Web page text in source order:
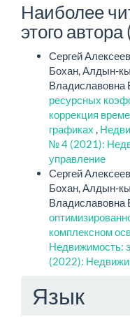
Наиболее
этого
Сергей
Бохан, Алдын-
Владиславовна
ресурсных
коррекция
графиках
№ 4 (2021):
управление
Сергей
Бохан, Алдын-
Владиславовна
комплексном
Недвижимость:
(2022):
Язык